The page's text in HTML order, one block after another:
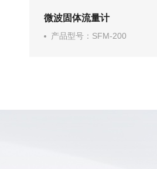
微波固体流量计
产品型号：SFM-200